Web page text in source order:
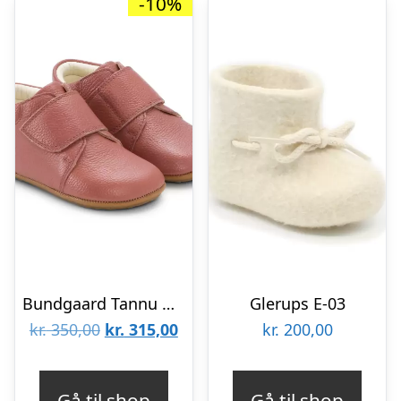
Bundgaard Tannu BG601054-3169
kr.350,00 Den
kr. 315,00Den
Glerups E-03
kr. 200,00